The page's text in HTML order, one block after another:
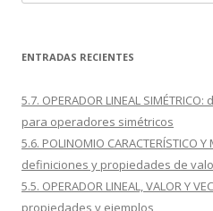
ENTRADAS RECIENTES
5.7. OPERADOR LINEAL
para operadores simétricos
5.6. POLINOMIO CARACTERÍSTICO Y
definiciones y propiedades de
5.5. OPERADOR LINEAL, VALOR Y
propiedades y ejemplos